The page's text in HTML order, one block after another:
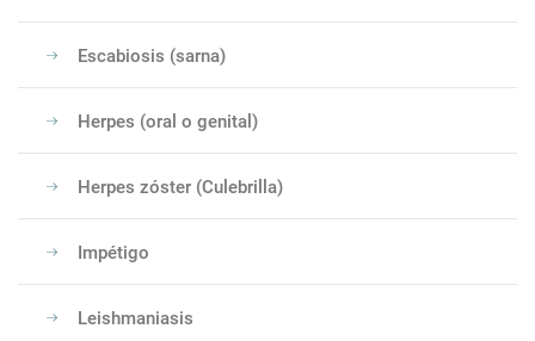
Escabiosis (sarna)
Herpes (oral o genital)
Herpes zóster (Culebrilla)
Impétigo
Leishmaniasis